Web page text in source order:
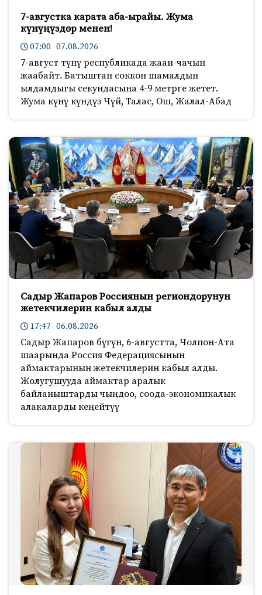
7-августка карата аба-ырайы. Жума
күнүңүздөр менен!
07:00 07.08.2026
7-август түнү республикада жаан-чачын
жаабайт. Батыштан соккон шамалдын
ылдамдыгы секундасына 4-9 метрге жетет.
Жума күнү күндүз Чүй, Талас, Ош, Жалал-Абад
Садыр Жапаров Россиянын региондорунун
жетекчилерин кабыл алды
17:47 06.08.2026
Садыр Жапаров бүгүн, 6-августта, Чолпон-Ата
шаарында Россия Федерациясынын
аймактарынын жетекчилерин кабыл алды.
Жолугушууда аймактар аралык
байланыштарды чыңдоо, соода-экономикалык
алакаларды кеңейтүү